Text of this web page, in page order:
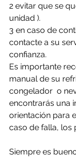
2 evitar que se
unidad ).
3 en caso de
contacte a su
confianza.
Es importante
manual de su
congelador  o
encontrarás una
orientación para
caso de falla, los
Siempre es